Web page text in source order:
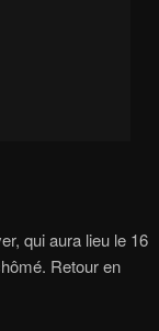
qui aura lieu le 16
Retour en